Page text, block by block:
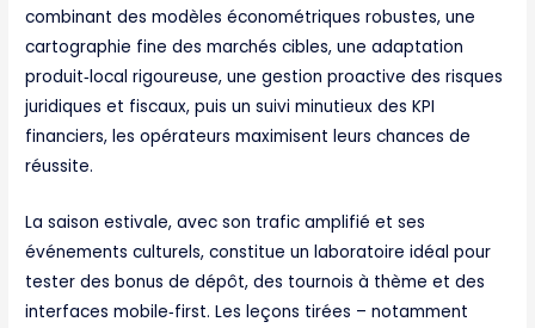
combinant des modèles économétriques robustes, une
cartographie fine des marchés cibles, une adaptation
produit‑local rigoureuse, une gestion proactive des risques
juridiques et fiscaux, puis un suivi minutieux des KPI
financiers, les opérateurs maximisent leurs chances de
réussite.
La saison estivale, avec son trafic amplifié et ses
événements culturels, constitue un laboratoire idéal pour
tester des bonus de dépôt, des tournois à thème et des
interfaces mobile‑first. Les leçons tirées – notamment